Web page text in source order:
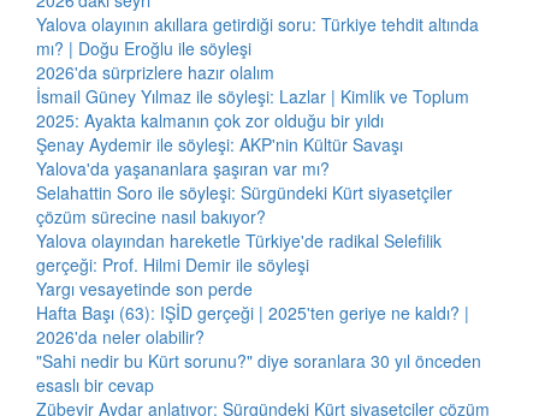
Yalova olayının akıllara getirdiği soru: Türkiye tehdit altında
mı? | Doğu Eroğlu ile söyleşi
2026'da sürprizlere hazır olalım
İsmail Güney Yılmaz ile söyleşi: Lazlar | Kimlik ve Toplum
2025: Ayakta kalmanın çok zor olduğu bir yıldı
Şenay Aydemir ile söyleşi: AKP'nin Kültür Savaşı
Yalova'da yaşananlara şaşıran var mı?
Selahattin Soro ile söyleşi: Sürgündeki Kürt siyasetçiler
çözüm sürecine nasıl bakıyor?
Yalova olayından hareketle Türkiye'de radikal Selefilik
gerçeği: Prof. Hilmi Demir ile söyleşi
Yargı vesayetinde son perde
Hafta Başı (63): IŞİD gerçeği | 2025'ten geriye ne kaldı? |
2026'da neler olabilir?
"Sahi nedir bu Kürt sorunu?" diye soranlara 30 yıl önceden
esaslı bir cevap
Zübeyir Aydar anlatıyor: Sürgündeki Kürt siyasetçiler çözüm